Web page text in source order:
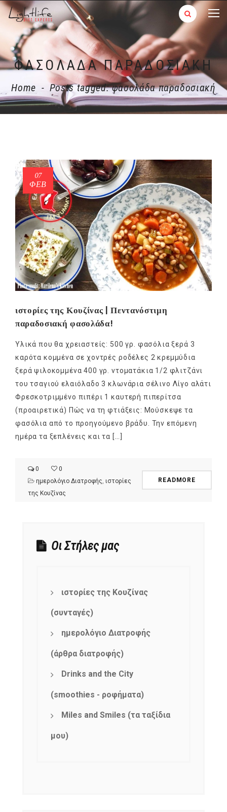
ΦΑΣΟΛΆΔΑ ΠΑΡΑΔΟΣΙΑΚΉ
Home - Posts tagged: φασολάδα παραδοσιακή
07
ΦΕΒ
ιστορίες της Κουζίνας | Πεντανόστιμη
παραδοσιακή φασολάδα!
Υλικά που θα χρειαστείς: 500 γρ. φασόλια ξερά 3
καρότα κομμένα σε χοντρές ροδέλες 2 κρεμμύδια
ξερά ψιλοκομμένα 400 γρ. ντοματάκια 1/2 φλιτζάνι
του τσαγιού ελαιόλαδο 3 κλωνάρια σέλινο Λίγο αλάτι
Φρεσκοτριμμένο πιπέρι 1 καυτερή πιπερίτσα
(προαιρετικά) Πώς να τη φτιάξεις: Μούσκεψε τα
φασόλια από το προηγούμενο βράδυ. Την επόμενη
ημέρα τα ξεπλένεις και τα […]
0
0
ημερολόγιο Διατροφής ιστορίες
της Κουζίνας
READMORE
Οι Στήλες μας
ιστορίες της Κουζίνας
(συνταγές)
ημερολόγιο Διατροφής
(άρθρα διατροφής)
Drinks and the City
(smoothies - ροφήματα)
Miles and Smiles (τα ταξίδια
μου)